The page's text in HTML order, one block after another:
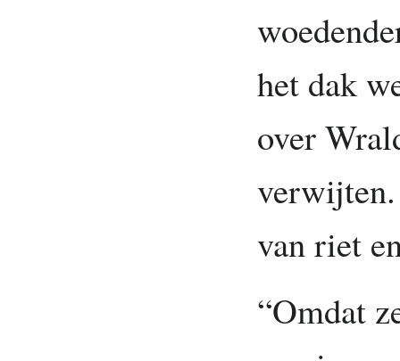
het dak
over
van riet
“Omdat